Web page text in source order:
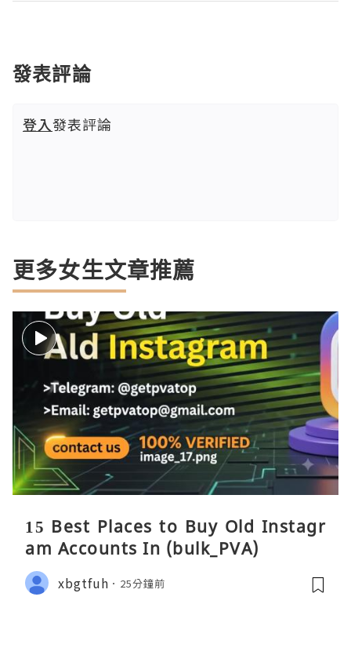
發表評論
登入發表評論
更多女生文章推薦
15 Best Places to Buy Old Instagr
am Accounts In (bulk_PVA)
xbgtfuh 25分鐘前